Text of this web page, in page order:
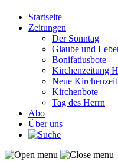
Startseite
Zeitungen
Der Sonntag
Glaube und
Bonifatiusbote
Kirchenzeitung
Neue
Kirchenbote
Tag des Herrn
Abo
Über uns